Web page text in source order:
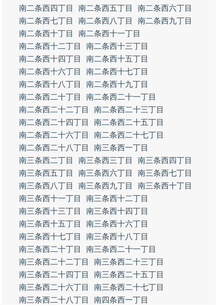
南二条西四丁目
南二条西五丁目
南二条西六丁目
南二条西七丁目
南二条西八丁目
南二条西九丁目
南二条西十丁目
南二条西十一丁目
南二条西十二丁目
南二条西十三丁目
南二条西十四丁目
南二条西十五丁目
南二条西十六丁目
南二条西十七丁目
南二条西十八丁目
南二条西十九丁目
南二条西二十丁目
南二条西二十一丁目
南二条西二十二丁目
南二条西二十三丁目
南二条西二十四丁目
南二条西二十五丁目
南二条西二十六丁目
南二条西二十七丁目
南二条西二十八丁目
南三条西一丁目
南三条西二丁目
南三条西三丁目
南三条西四丁目
南三条西五丁目
南三条西六丁目
南三条西七丁目
南三条西八丁目
南三条西九丁目
南三条西十丁目
南三条西十一丁目
南三条西十二丁目
南三条西十三丁目
南三条西十四丁目
南三条西十五丁目
南三条西十六丁目
南三条西十七丁目
南三条西十八丁目
南三条西二十丁目
南三条西二十一丁目
南三条西二十二丁目
南三条西二十三丁目
南三条西二十四丁目
南三条西二十五丁目
南三条西二十六丁目
南三条西二十七丁目
南三条西二十八丁目
南四条西一丁目